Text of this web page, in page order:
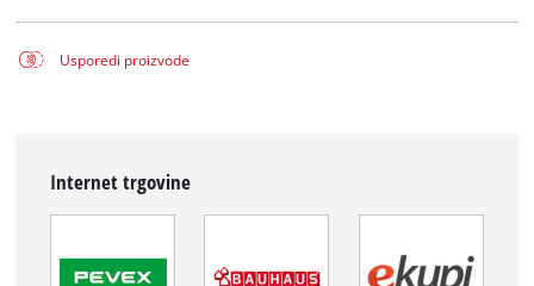
Usporedi proizvode
Internet trgovine